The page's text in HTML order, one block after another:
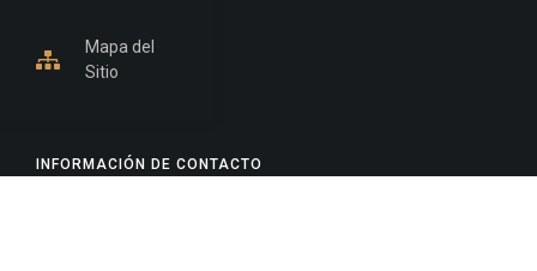
INFORMACIÓN DE CONTACTO
Mapa del
Sitio